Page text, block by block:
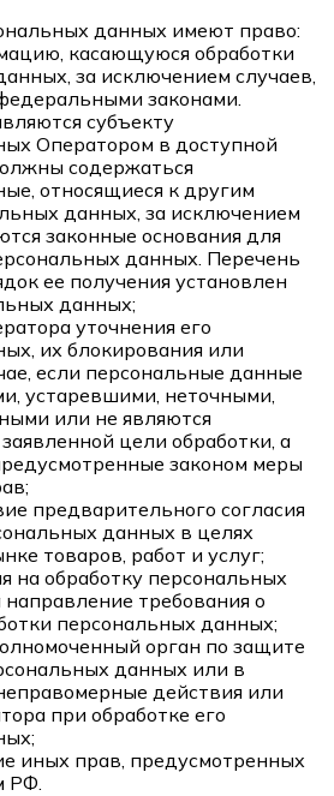
данных имеют право:
касающуюся обработки
за исключением случаев,
законами.
субъекту
Оператором в доступной
содержаться
относящиеся к другим
данных, за исключением
законные основания для
данных. Перечень
ее получения установлен
данных;
уточнения его
их блокирования или
если персональные данные
устаревшими, неточными,
или не являются
цели обработки, а
законом меры
предварительного согласия
данных в целях
товаров, работ и услуг;
на обработку персональных
требования о
персональных данных;
орган по защите
данных или в
действия или
при обработке его
иных прав, предусмотренных
РФ.